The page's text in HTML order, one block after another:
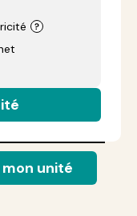
unité